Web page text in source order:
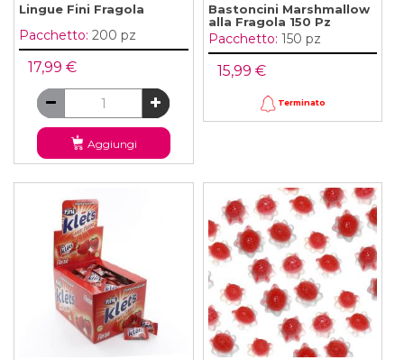
Lingue Fini Fragola
Pacchetto: 200 pz
17,99 €
Aggiungi
Bastoncini Marshmallow
alla Fragola 150 Pz
Pacchetto: 150 pz
15,99 €
Terminato